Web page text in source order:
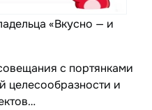
«Вкусно — и
с портянками
целесообразности и